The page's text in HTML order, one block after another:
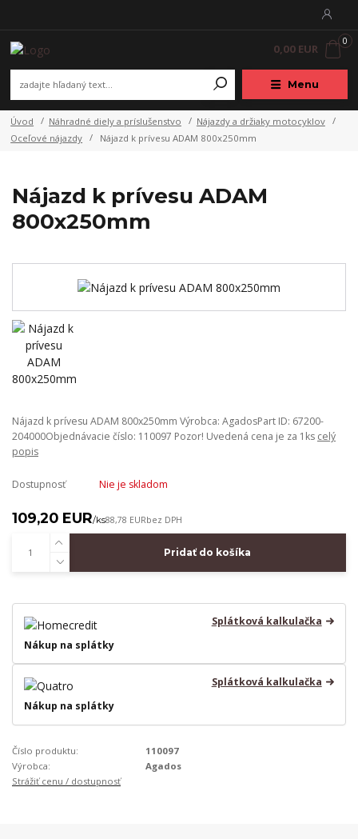
Menu
0
0,00 EUR
Úvod Náhradné diely a príslušenstvo
Nájazdy a držiaky motocyklov
Oceľové nájazdy
Nájazd k prívesu ADAM 800x250mm
Nájazd k prívesu ADAM
800x250mm
Nájazd k prívesu ADAM 800x250mm Výrobca: AgadosPart ID: 67200-
204000Objednávacie číslo: 110097 Pozor! Uvedená cena je za 1ks celý
popis
Dostupnosť Nie je skladom
109,20 EUR/ks88,78 EURbez DPH
Pridať do košíka
Splátková kalkulačka
Nákup na splátky
Splátková kalkulačka
Nákup na splátky
Číslo produktu:
110097
Výrobca:
Agados
Strážiť cenu / dostupnosť